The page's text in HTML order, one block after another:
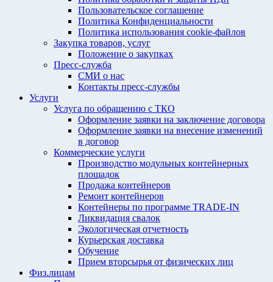
Пользовательское соглашение
Политика Конфиденциальности
Политика использования cookie-файлов
Закупка товаров, услуг
Положение о закупках
Пресс-служба
СМИ о нас
Контакты пресс-службы
Услуги
Услуга по обращению с ТКО
Оформление заявки на заключение договора
Оформление заявки на внесение изменений
в договор
Коммерческие услуги
Производство модульных контейнерных
площадок
Продажа контейнеров
Ремонт контейнеров
Контейнеры по программе TRADE-IN
Ликвидация свалок
Экологическая отчетность
Курьерская доставка
Обучение
Прием вторсырья от физических лиц
Физ.лицам